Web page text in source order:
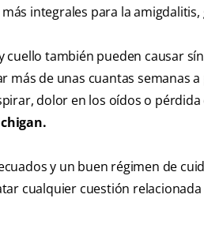
integrales para la
cuello también pueden causar
más de unas cuantas semanas
dolor en los oídos o
y un buen régimen de
cualquier cuestión